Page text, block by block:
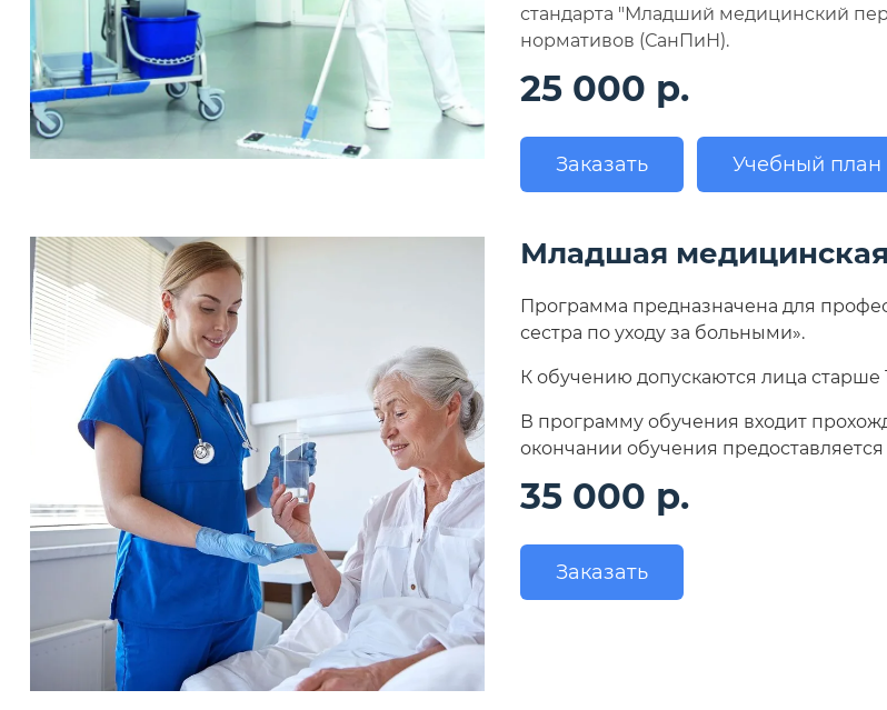
стандарта "Младший медицинский
нормативов (СанПиН).
25 000 р.
Заказать Учебный план
Младшая
Программа предназначена для
сестра по уходу за больными».
К обучению допускаются лица
В программу обучения входит
окончании обучения
35 000 р.
Заказать